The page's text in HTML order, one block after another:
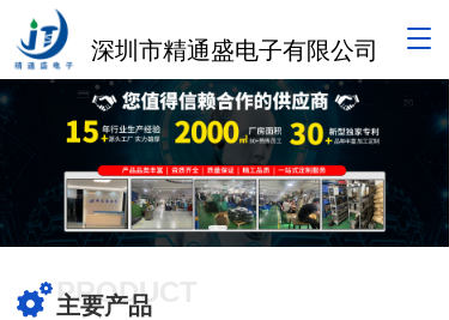
T
g
v
i
深圳市精通盛电子有限公司
PRODUCT
主要产品